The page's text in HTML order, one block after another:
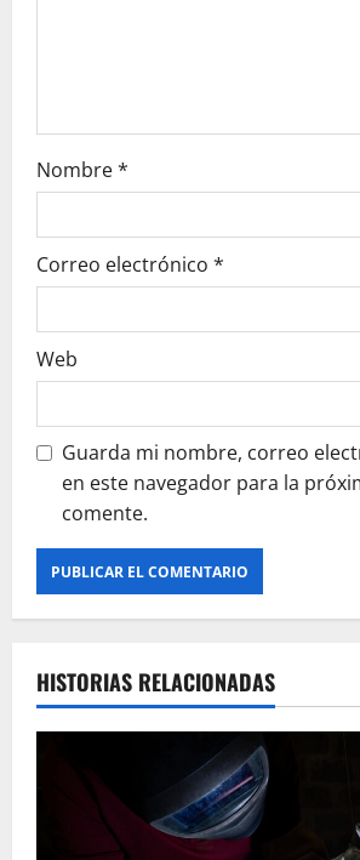
t
a
a
s
Nombre*
Correo electrónico *
Web
Guarda mi nombre, correo
en este navegador para la
comente.
HISTORIAS RELACIONADAS